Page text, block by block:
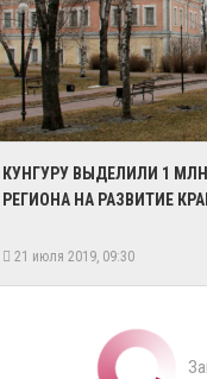
КУНГУРУ ВЫДЕЛИЛИ 1
РЕГИОНА НА РАЗВИТИЕ
21 июля 2019, 09:30